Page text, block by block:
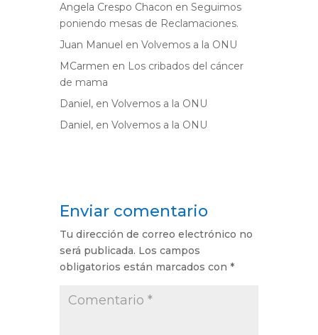
Angela Crespo Chacon en Seguimos
poniendo mesas de Reclamaciones.
Juan Manuel en Volvemos a la ONU
MCarmen en Los cribados del cáncer
de mama
Daniel, en Volvemos a la ONU
Daniel, en Volvemos a la ONU
Enviar comentario
Tu dirección de correo electrónico no
será publicada. Los campos
obligatorios están marcados con *